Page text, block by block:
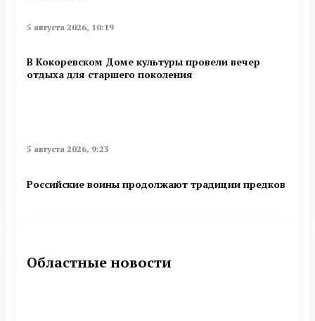
5 августа 2026, 10:19
В Кокоревском Доме культуры провели вечер
отдыха для старшего поколения
5 августа 2026, 9:23
Российские воины продолжают традиции предков
Областные новости